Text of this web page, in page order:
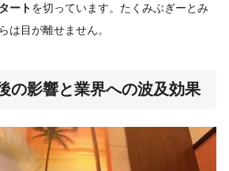
ートを切っています。たくみぶぎーとみ
は目が離せません。
の影響と業界への波及効果